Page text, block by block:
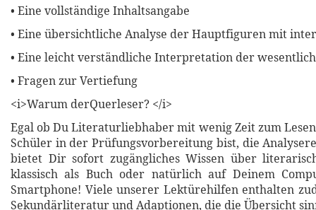
• Eine vollständige Inhaltsangabe
• Eine übersichtliche Analyse der Hauptfiguren mit
• Eine leicht verständliche Interpretation der
• Fragen zur Vertiefung
<i>Warum derQuerleser? </i>
Egal ob Du Literaturliebhaber mit wenig Zeit zum
Schüler in der Prüfungsvorbereitung bist, die
bietet Dir sofort zugängliches Wissen über
klassisch als Buch oder natürlich auf Deinem
Smartphone! Viele unserer Lektürehilfen enthalten
Sekundärliteratur und Adaptionen, die die Übersicht